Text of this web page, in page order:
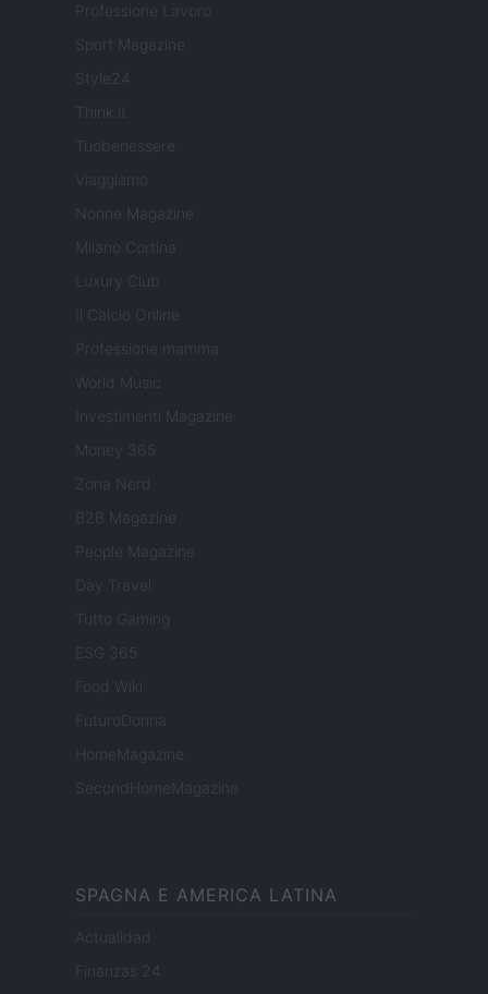
Professione Lavoro
Sport Magazine
Style24
Think.it
Tuobenessere
Viaggiamo
Nonne Magazine
Milano Cortina
Luxury Club
Il Calcio Online
Professione mamma
World Music
Investimenti Magazine
Money 365
Zona Nerd
B2B Magazine
People Magazine
Day Travel
Tutto Gaming
ESG 365
Food Wiki
FuturoDonna
HomeMagazine
SecondHomeMagazine
SPAGNA E AMERICA LATINA
Actualidad
Finanzas 24